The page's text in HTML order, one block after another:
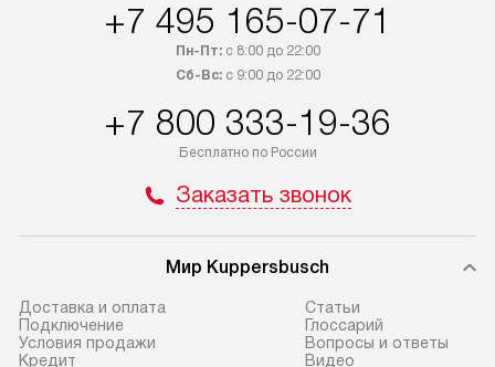
+7 495 165-07-71
Пн-Пт:с 8:00 до 22:00
Сб-Вс:с 9:00 до 22:00
+7 800 333-19-36
Бесплатно по России
Заказать звонок
Мир Kuppersbusch
Доставка и оплата
Подключение
Условия продажи
Кредит
Cтатьи
Глоссарий
Вопросы и ответы
Видео